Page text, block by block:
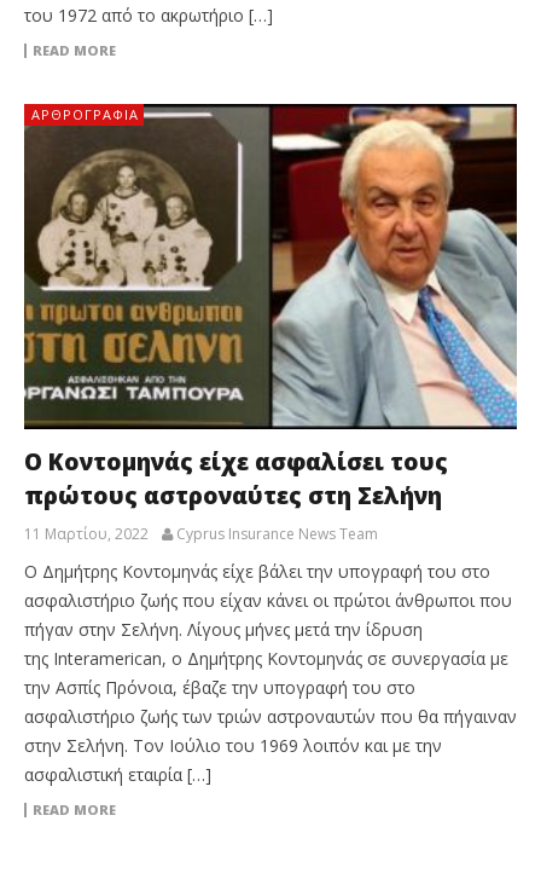
του 1972 από το ακρωτήριο […]
READ MORE
ΑΡΘΡΟΓΡΑΦΊΑ
Ο Κοντομηνάς είχε ασφαλίσει τους
πρώτους αστροναύτες στη Σελήνη
11 Μαρτίου, 2022 Cyprus Insurance News Team
Ο Δημήτρης Κοντομηνάς είχε βάλει την υπογραφή του στο
ασφαλιστήριο ζωής που είχαν κάνει οι πρώτοι άνθρωποι που
πήγαν στην Σελήνη. Λίγους μήνες μετά την ίδρυση
της Interamerican, ο Δημήτρης Κοντομηνάς σε συνεργασία με
την Ασπίς Πρόνοια, έβαζε την υπογραφή του στο
ασφαλιστήριο ζωής των τριών αστροναυτών που θα πήγαιναν
στην Σελήνη. Τον Ιούλιο του 1969 λοιπόν και με την
ασφαλιστική εταιρία […]
READ MORE